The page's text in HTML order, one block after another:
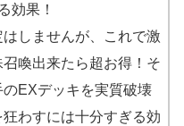
効果！
しませんが、これで激
喚出来たら超お得！そ
EXデッキを実質破壊
わすには十分すぎる効